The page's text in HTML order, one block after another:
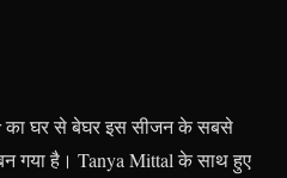
का घर से बेघर इस सीजन के सबसे
गया है। Tanya Mittal के साथ हुए